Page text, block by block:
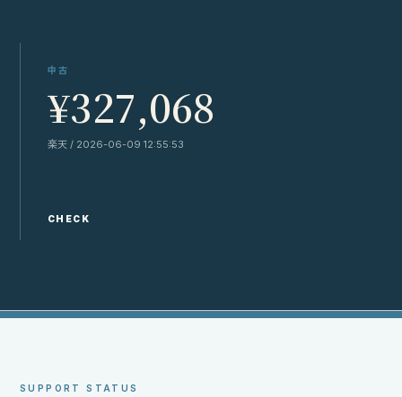
中古
¥327,068
楽天 / 2026-06-09 12:55:53
CHECK
SUPPORT STATUS